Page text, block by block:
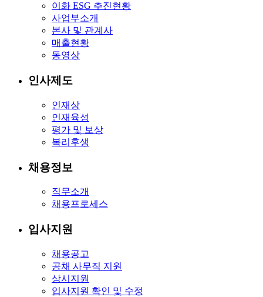
이화 ESG 추진현황
사업부소개
본사 및 관계사
매출현황
동영상
인사제도
인재상
인재육성
평가 및 보상
복리후생
채용정보
직무소개
채용프로세스
입사지원
채용공고
공채 사무직 지원
상시지원
입사지원 확인 및 수정